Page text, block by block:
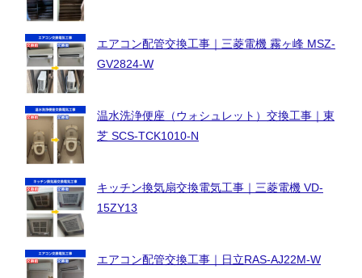
エアコン配管交換工事｜三菱電機 霧ヶ峰 MSZ-
GV2824-W
温水洗浄便座（ウォシュレット）交換工事｜東
芝 SCS-TCK1010-N
キッチン換気扇交換電気工事｜三菱電機 VD-
15ZY13
エアコン配管交換工事｜日立RAS-AJ22M-W